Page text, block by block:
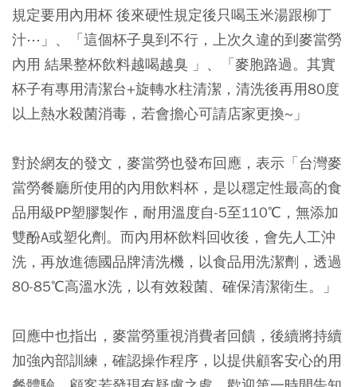
規定要用內用杯 後來硬性規定後只喝玉米湯跟柳丁
汁⋯」、「這個杯子臭到不行，上次久違的到麥當勞
內用 結果整杯飲料越喝越臭 」、「麥胞路過。其實
杯子有專用清潔台+旋轉水柱清潔，清洗後再用80度
以上熱水殺菌消毒，若會擔心可請店家更換~」
對於網友的發文，麥當勞也發布回應，表示「台灣麥
當勞餐廳所使用的內用飲料杯，是以穩定性最高的食
品用級PP塑膠製作，耐用溫度自-5至110℃，無添加
雙酚A或塑化劑。而內用杯飲料回收後，會先人工沖
洗，再放進德國品牌清洗機，以食品用洗潔劑，透過
80-85℃高溫水洗，以有效殺菌、確保清潔衛生。」
回應中也指出，麥當勞重視消費者回饋，後續將持續
加強內部訓練，確認操作程序，以提供顧客安心的用